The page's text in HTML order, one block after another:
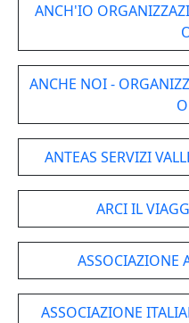
ANCH'IO
ANCHE NOI -
ANTEAS SERVIZI
ARCI IL
ASSOCIAZIONE
ASSOCIAZIONE